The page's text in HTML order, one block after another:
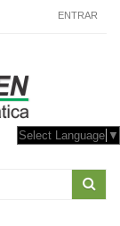
ENTRAR
Select Language ▼